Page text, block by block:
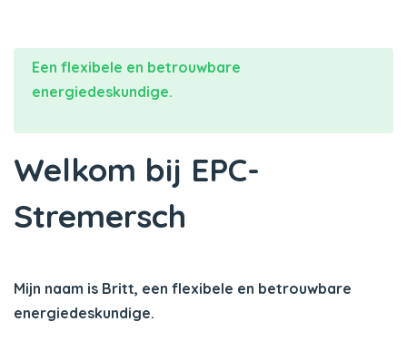
Een flexibele en betrouwbare
energiedeskundige.
Welkom bij EPC-
Stremersch
Mijn naam is Britt, een flexibele en betrouwbare
energiedeskundige.